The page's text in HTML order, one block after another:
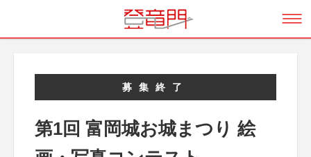
募集終了
第1回 富岡城お城まつり 絵